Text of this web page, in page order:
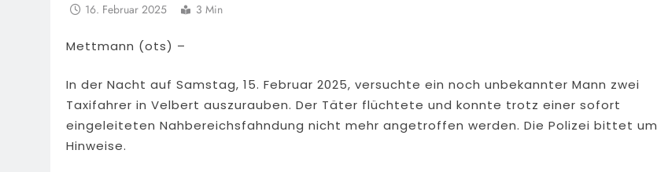
16. Februar 2025 3 Min
Mettmann (ots) –
In der Nacht auf Samstag, 15. Februar 2025, versuchte ein noch unbekannter Mann zwei
Taxifahrer in Velbert auszurauben. Der Täter flüchtete und konnte trotz einer sofort
eingeleiteten Nahbereichsfahndung nicht mehr angetroffen werden. Die Polizei bittet um
Hinweise.